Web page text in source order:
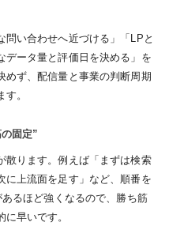
い合わせへ近づける」「LPと
データ量と評価日を決める」を
めず、配信量と事業の判断周期
。
固定”
散ります。例えば「まずは検索
に上流面を足す」など、順番を
るほど強くなるので、勝ち筋
早いです。